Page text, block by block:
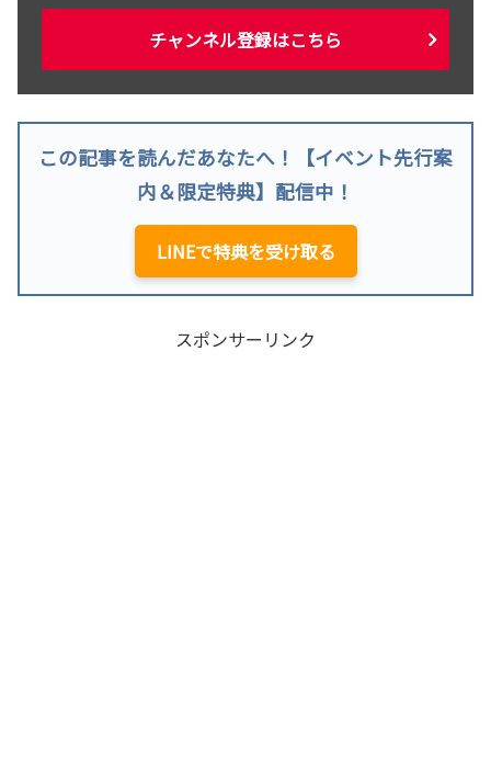
チャンネル登録はこちら
この記事を読んだあなたへ！【イベント先行案
内＆限定特典】配信中！
LINEで特典を受け取る
スポンサーリンク